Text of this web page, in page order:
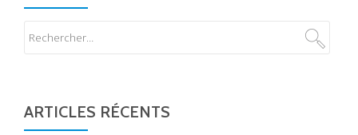
ARTICLES RÉCENTS